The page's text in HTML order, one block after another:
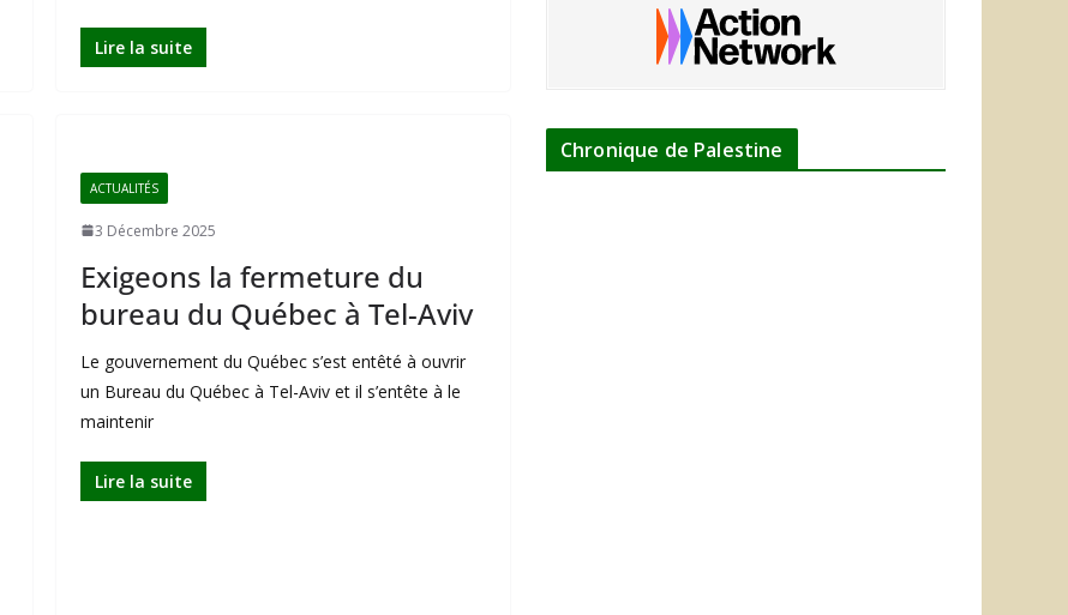
Lire la suite
ACTUALITÉS
3 Décembre 2025
Exigeons la fermeture du
bureau du Québec à Tel-Aviv
Le gouvernement du Québec s’est entêté à ouvrir
un Bureau du Québec à Tel-Aviv et il s’entête à le
maintenir
Lire la suite
Chronique de Palestine